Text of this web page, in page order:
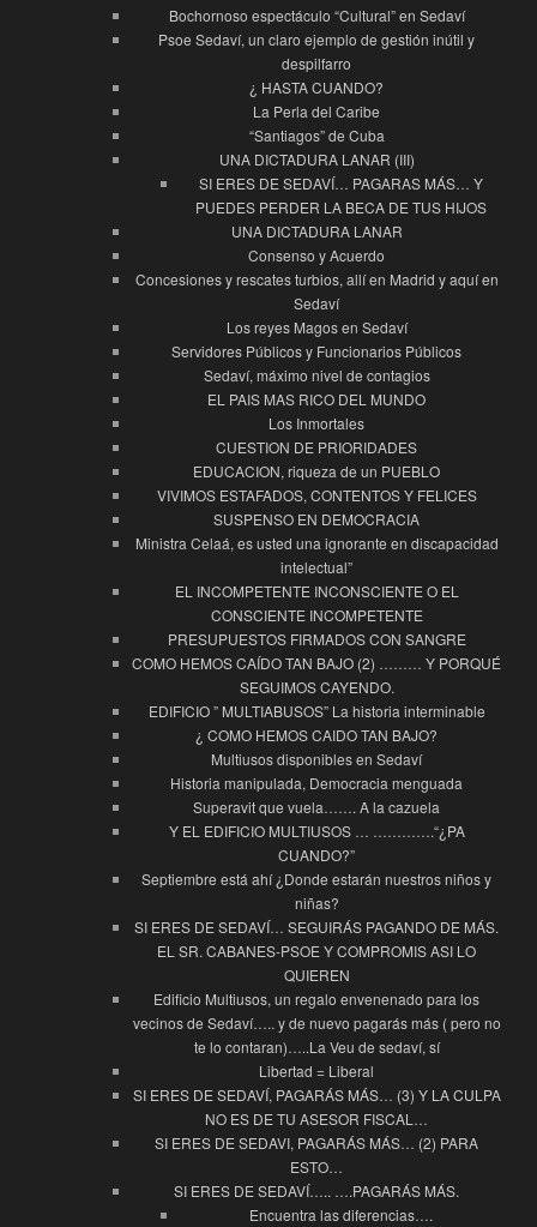
Bochornoso espectáculo “Cultural” en Sedaví
Psoe Sedaví, un claro ejemplo de gestión inútil y
despilfarro
¿ HASTA CUANDO?
La Perla del Caribe
“Santiagos” de Cuba
UNA DICTADURA LANAR (III)
SI ERES DE SEDAVÍ… PAGARAS MÁS… Y
PUEDES PERDER LA BECA DE TUS HIJOS
UNA DICTADURA LANAR
Consenso y Acuerdo
Concesiones y rescates turbios, allí en Madrid y aquí en
Sedaví
Los reyes Magos en Sedaví
Servidores Públicos y Funcionarios Públicos
Sedaví, máximo nivel de contagios
EL PAIS MAS RICO DEL MUNDO
Los Inmortales
CUESTION DE PRIORIDADES
EDUCACION, riqueza de un PUEBLO
VIVIMOS ESTAFADOS, CONTENTOS Y FELICES
SUSPENSO EN DEMOCRACIA
Ministra Celaá, es usted una ignorante en discapacidad
intelectual”
EL INCOMPETENTE INCONSCIENTE O EL
CONSCIENTE INCOMPETENTE
PRESUPUESTOS FIRMADOS CON SANGRE
COMO HEMOS CAÍDO TAN BAJO (2) ……… Y PORQUÉ
SEGUIMOS CAYENDO.
EDIFICIO ” MULTIABUSOS” La historia interminable
¿ COMO HEMOS CAIDO TAN BAJO?
Multiusos disponibles en Sedaví
Historia manipulada, Democracia menguada
Superavit que vuela……. A la cazuela
Y EL EDIFICIO MULTIUSOS … ………….“¿PA
CUANDO?”
Septiembre está ahí ¿Donde estarán nuestros niños y
niñas?
SI ERES DE SEDAVÍ… SEGUIRÁS PAGANDO DE MÁS.
EL SR. CABANES-PSOE Y COMPROMIS ASI LO
QUIEREN
Edificio Multiusos, un regalo envenenado para los
vecinos de Sedaví….. y de nuevo pagarás más ( pero no
te lo contaran)…..La Veu de sedaví, sí
Libertad = Liberal
SI ERES DE SEDAVÍ, PAGARÁS MÁS… (3) Y LA CULPA
NO ES DE TU ASESOR FISCAL…
SI ERES DE SEDAVI, PAGARÁS MÁS… (2) PARA
ESTO…
SI ERES DE SEDAVÍ….. ….PAGARÁS MÁS.
Encuentra las diferencias….